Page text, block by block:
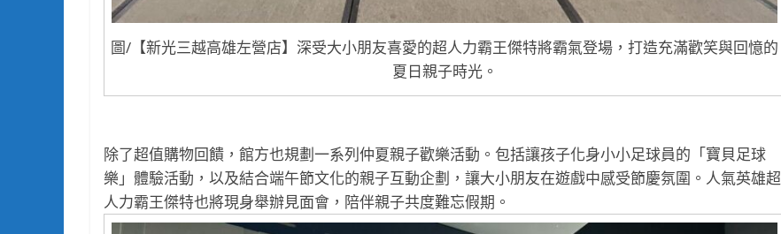
圖/【新光三越高雄左營店】深受大小朋友喜愛的超人力霸王傑特將霸氣登場，打造充滿歡笑與回憶的
夏日親子時光。
除了超值購物回饋，館方也規劃一系列仲夏親子歡樂活動。包括讓孩子化身小小足球員的「寶貝足球
樂」體驗活動，以及結合端午節文化的親子互動企劃，讓大小朋友在遊戲中感受節慶氛圍。人氣英雄超
人力霸王傑特也將現身舉辦見面會，陪伴親子共度難忘假期。